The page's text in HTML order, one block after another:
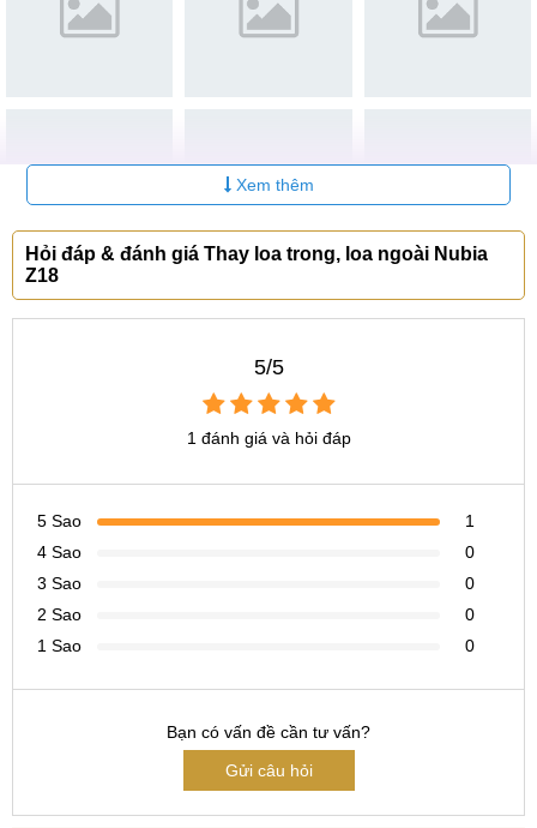
CN 4:123 Trần Quang Khải, Quận 1
Hotline:097.3333.602
CN 6:97 Hàm Nghi, Q.Thanh Khê
Hotline:097.123.9797
thay loa Nubia Z18 giá bao nhiêu
thay loa trong Nubia Z18 ở đâu
Xem thêm
Hỏi đáp & đánh giá Thay loa trong, loa ngoài Nubia
Z18
5/5
1 đánh giá và hỏi đáp
5 Sao
1
4 Sao
0
3 Sao
0
2 Sao
0
1 Sao
0
Bạn có vấn đề cần tư vấn?
Gửi câu hỏi